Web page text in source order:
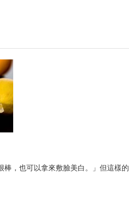
，也可以拿來敷臉美白。」但這樣的